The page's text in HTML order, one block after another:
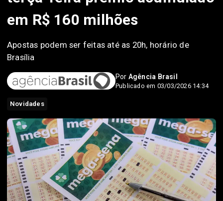
em R$ 160 milhões
Apostas podem ser feitas até as 20h, horário de
Brasília
Por Agência Brasil
Publicado em 03/03/2026 14:34
Novidades